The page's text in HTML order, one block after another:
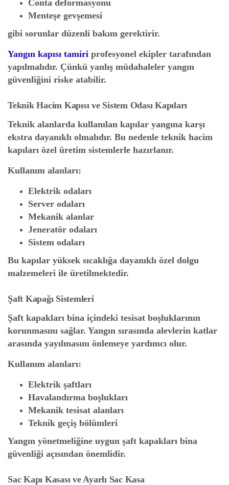
Conta deformasyonu
Menteşe gevşemesi
gibi sorunlar düzenli bakım gerektirir.
Yangın kapısı tamiri profesyonel ekipler tarafından
yapılmalıdır. Çünkü yanlış müdahaleler yangın
güvenliğini riske atabilir.
Teknik Hacim Kapısı ve Sistem Odası Kapıları
Teknik alanlarda kullanılan kapılar yangına karşı
ekstra dayanıklı olmalıdır. Bu nedenle teknik hacim
kapıları özel üretim sistemlerle hazırlanır.
Kullanım alanları:
Elektrik odaları
Server odaları
Mekanik alanlar
Jeneratör odaları
Sistem odaları
Bu kapılar yüksek sıcaklığa dayanıklı özel dolgu
malzemeleri ile üretilmektedir.
Şaft Kapağı Sistemleri
Şaft kapakları bina içindeki tesisat boşluklarının
korunmasını sağlar. Yangın sırasında alevlerin katlar
arasında yayılmasını önlemeye yardımcı olur.
Kullanım alanları:
Elektrik şaftları
Havalandırma boşlukları
Mekanik tesisat alanları
Teknik geçiş bölümleri
Yangın yönetmeliğine uygun şaft kapakları bina
güvenliği açısından önemlidir.
Sac Kapı Kasası ve Ayarlı Sac Kasa